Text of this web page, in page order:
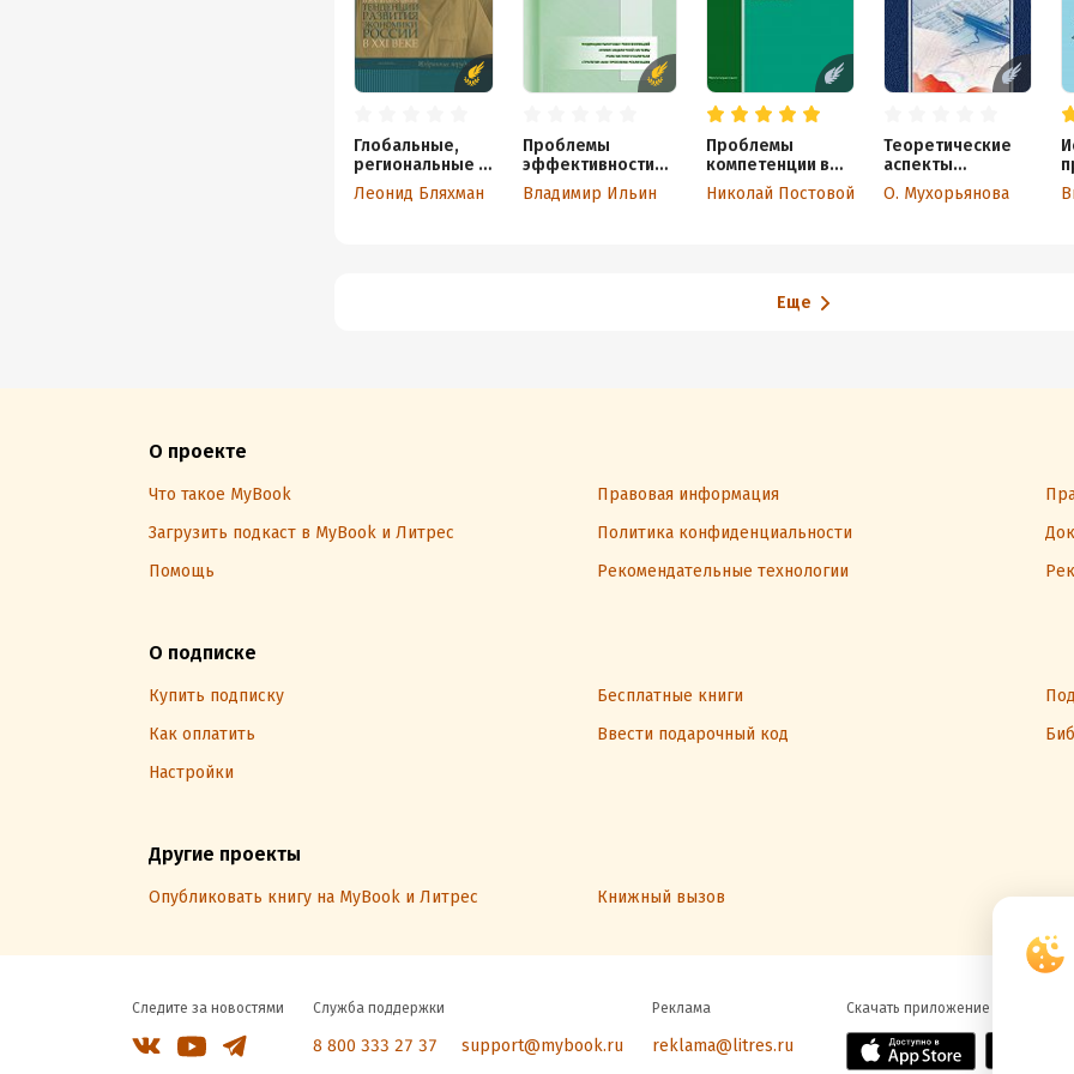
Глобальные,
региональные и
национальные
тенденции
Леонид Бляхман
Проблемы
эффективности
государственного
управления.
Владимир Ильин
Проблемы
компетенции в
системе местного
самоуправления
Николай Постовой
Теоретические
аспекты
устойчивого
экономического
О. Мухорьянова
Еще
О проекте
Что такое MyBook Правовая информация
Загрузить подкаст в MyBook и Литрес
Политика конфиденциальности
Помощь
Рекомендательные технологии
О подписке
Купить подписку Бесплатные книги
Как оплатить
Ввести подарочный код
Настройки
Другие проекты
Опубликовать книгу на MyBook и Литрес Книжный вызов
Следите за новостями Служба поддержки
8 800 333 27 37 support@mybook.ru
Реклама
reklama@litres.ru
Скачать приложение